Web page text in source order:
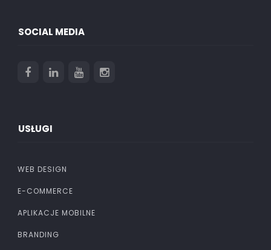
SOCIAL MEDIA
USŁUGI
WEB DESIGN
E-COMMERCE
APLIKACJE MOBILNE
BRANDING